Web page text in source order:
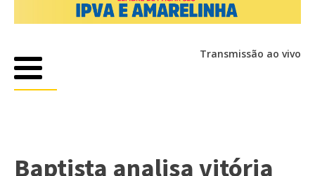
Transmissão ao vivo
Baptista analisa vitória